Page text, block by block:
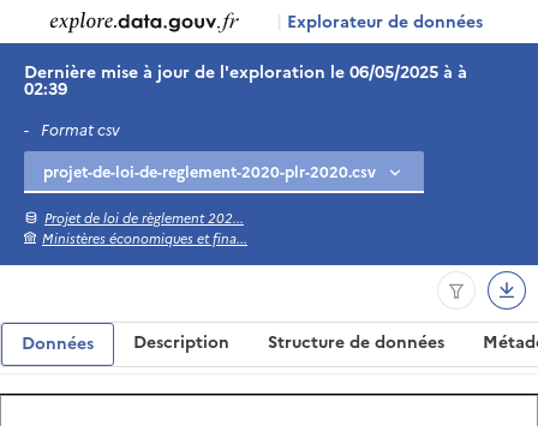
| Explorateur de données
Dernière mise à jour de l'exploration le 06/05/2025 à à
02:39
- Format csv
Projet de loi de règlement 202...
Ministères économiques et fina...
Données Description Structure de données